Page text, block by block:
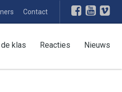
Contact
klas Reacties Nieuws